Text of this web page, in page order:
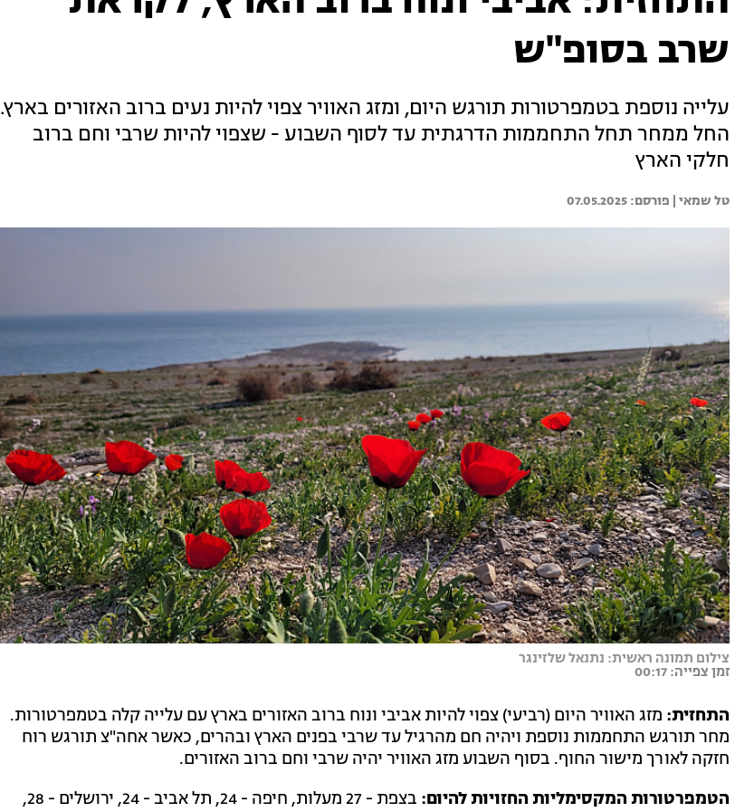
שרב בסופ"ש
עלייה נוספת בטמפרטורות תורגש היום, ומזג האוויר צפוי להיות נעים ברוב האזורים בארץ.
החל ממחר תחל התחממות הדרגתית עד לסוף השבוע - שצפוי להיות שרבי וחם ברוב
חלקי הארץ
טל שמאי | 07.05.2025
צילום תמונה ראשית: נתנאל שלזינגר
זמן צפייה: 00:17
התחזית: מזג האוויר היום (רביעי) צפוי להיות אביבי ונוח ברוב האזורים בארץ עם עלייה קלה בטמפרטורות.
מחר תורגש התחממות נוספת ויהיה חם מהרגיל עד שרבי בפנים הארץ ובהרים, כאשר אחה"צ תורגש רוח
חזקה לאורך מישור החוף. בסוף השבוע מזג האוויר יהיה שרבי וחם ברוב האזורים.
הטמפרטורות המקסימליות החזויות להיום:
בצפת - 27 מעלות, חיפה - 24, תל אביב - 24, ירושלים - 28,